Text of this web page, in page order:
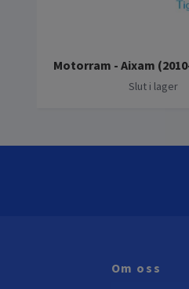
Motorram - Aixam
Slut i lager
Om oss